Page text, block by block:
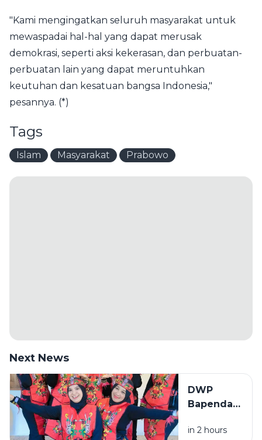
"Kami mengingatkan seluruh masyarakat untuk
mewaspadai hal-hal yang dapat merusak
demokrasi, seperti aksi kekerasan, dan perbuatan-
perbuatan lain yang dapat meruntuhkan
keutuhan dan kesatuan bangsa Indonesia,"
pesannya. (*)
Tags
Islam Masyarakat Prabowo
Next News
DWP
Bapenda
Tampil
in 2 hours